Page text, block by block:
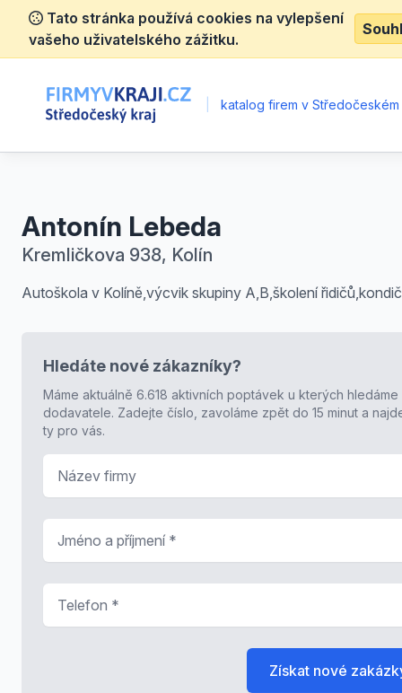
Tato stránka používá cookies na vylepšení
vašeho uživatelského zážitku.
katalog firem v Středočeském
Antonín Lebeda
Kremličkova 938, Kolín
Autoškola v Kolíně,výcvik skupiny A,B,školení
Hledáte nové zákazníky?
Máme aktuálně 6.618 aktivních poptávek u kterých hledáme
dodavatele. Zadejte číslo, zavoláme zpět do 15 minut a
ty pro vás.
Získat nové